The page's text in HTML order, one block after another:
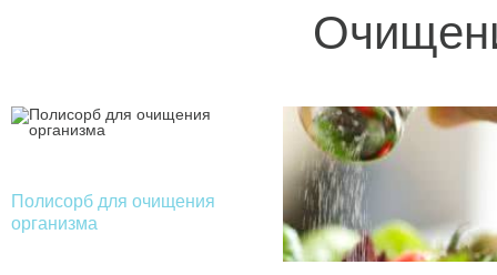
Полисорб для очищения
организма